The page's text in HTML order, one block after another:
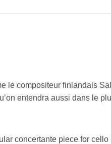
le compositeur finlandais
entendra aussi dans le
concertante piece for